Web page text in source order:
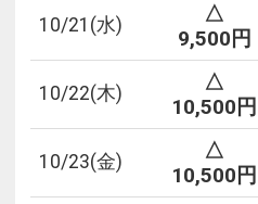
10/21 (水)
△
9,500円
10/22(木)
△
10,500円
10/23(金)
△
10,500円